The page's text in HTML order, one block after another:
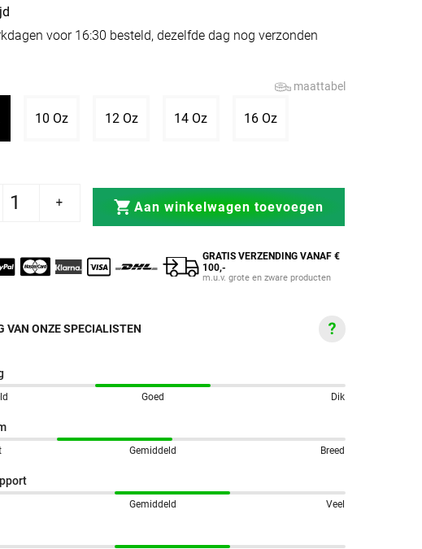
voor 16:30 besteld, dezelfde dag nog verzonden
maattabel
uitverkocht of niet beschikbaar
10 OzVariant uitverkocht of niet beschikbaar
12 OzVariant uitverkocht of niet beschikbaar
14 OzVariant uitverkocht of niet
16 OzVariant uitverkocht of
Elite Zwart/Zwart
Bokshandschoenen Elite Zwart/Zwart
Aan winkelwagen toevoegen
GRATIS VERZENDING VANAF €
100,-
m.u.v. grote en zware producten
VAN ONZE SPECIALISTEN
Goed Dik
Gemiddeld Breed
Gemiddeld Veel